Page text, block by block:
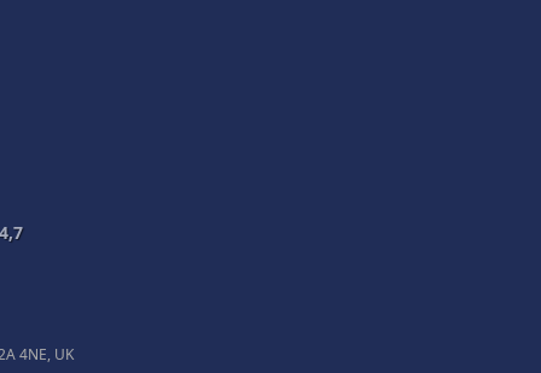
4NE, UK